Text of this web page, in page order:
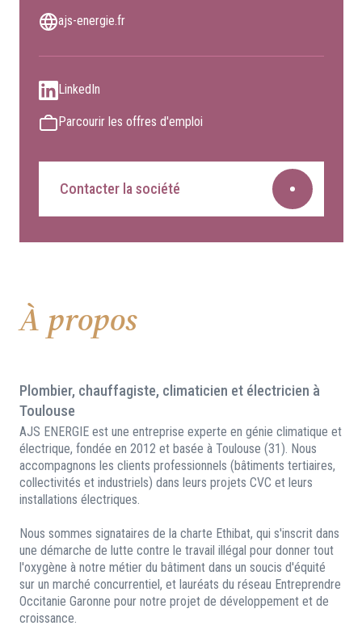
ajs-energie.fr
LinkedIn
Parcourir les offres d'emploi
Contacter la société
À propos
Plombier, chauffagiste, climaticien et électricien à
Toulouse
AJS ENERGIE est une entreprise experte en génie climatique et
électrique, fondée en 2012 et basée à Toulouse (31). Nous
accompagnons les clients professionnels (bâtiments tertiaires,
collectivités et industriels) dans leurs projets CVC et leurs
installations électriques.
Nous sommes signataires de la charte Ethibat, qui s'inscrit dans
une démarche de lutte contre le travail illégal pour donner tout
l'oxygène à notre métier du bâtiment dans un soucis d'équité
sur un marché concurrentiel, et lauréats du réseau Entreprendre
Occitanie Garonne pour notre projet de développement et de
croissance.